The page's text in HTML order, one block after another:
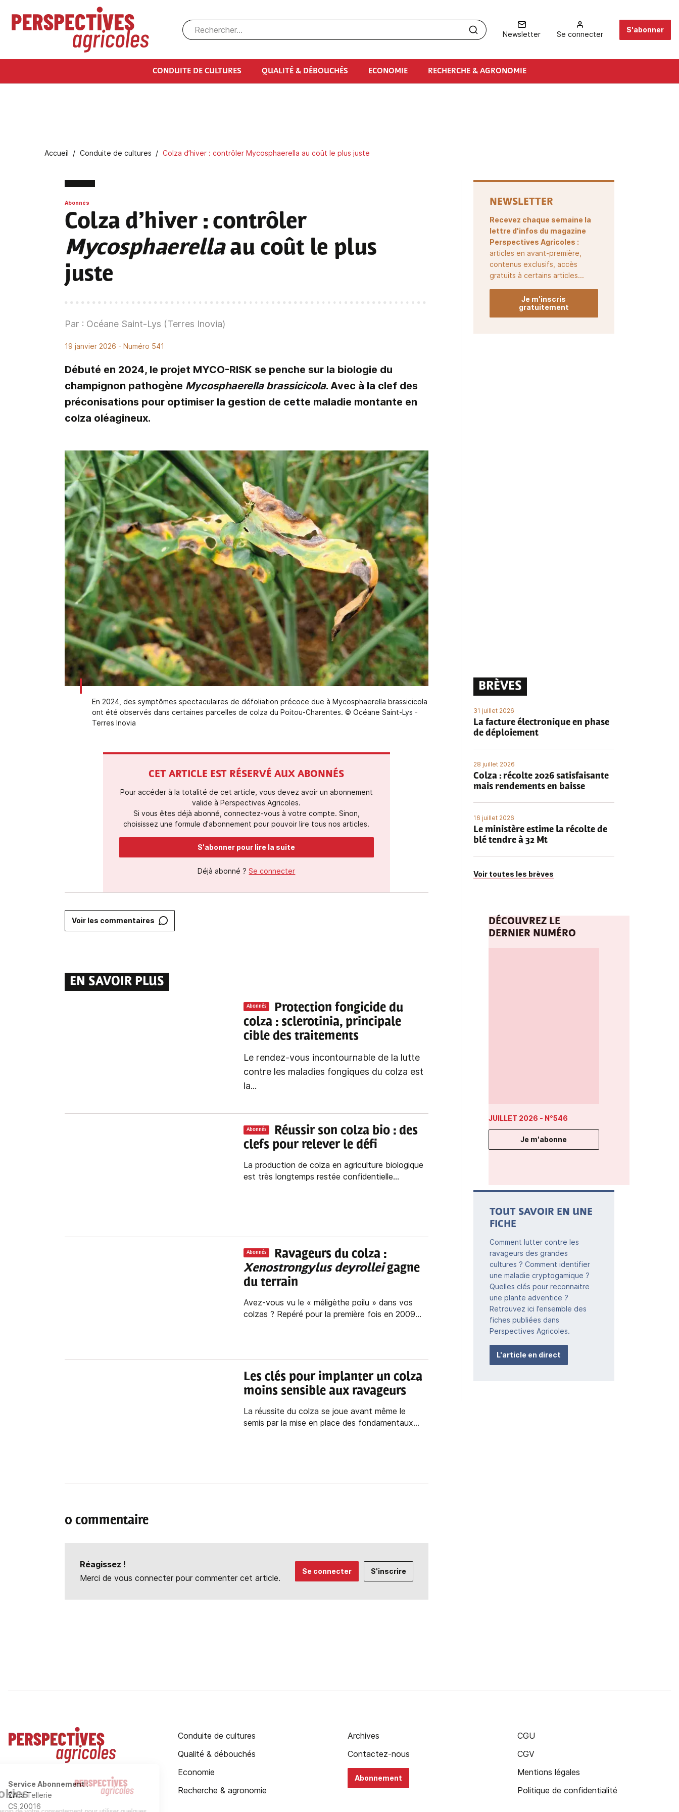
Aller au contenu principal
Newsletter Se connecter
S'abonner
CONDUITE DE CULTURES QUALITÉ & DÉBOUCHÉS ECONOMIE RECHERCHE & AGRONOMIE
Fil d'Ariane
Accueil Conduite de cultures Colza d’hiver : contrôler Mycosphaerella au coût le plus juste
Abonnés
Colza d’hiver : contrôler
Mycosphaerellaau coût le plus
juste
Par : Océane Saint-Lys (Terres Inovia)
19 janvier 2026 - Numéro 541
Débuté en 2024, le projet MYCO-RISK se penche sur la biologie du
champignon pathogène Mycosphaerella brassicicola. Avec à la clef des
préconisations pour optimiser la gestion de cette maladie montante en
colza oléagineux.
En 2024, des symptômes spectaculaires de défoliation précoce due à Mycosphaerella brassicicola
ont été observés dans certaines parcelles de colza du Poitou-Charentes. © Océane Saint-Lys -
Terres Inovia
CET ARTICLE EST RÉSERVÉ AUX ABONNÉS
Pour accéder à la totalité de cet article, vous devez avoir un abonnement
valide à Perspectives Agricoles.
Si vous êtes déjà abonné, connectez-vous à votre compte. Sinon,
choisissez une formule d'abonnement pour pouvoir lire tous nos articles.
S'abonner pour lire la suite
Déjà abonné ? Se connecter
Voir les commentaires
EN SAVOIR PLUS
Abonnés
Protection fongicide du
colza : sclerotinia, principale
cible des traitements
Le rendez-vous incontournable de la lutte
contre les maladies fongiques du colza est
la...
Abonnés Réussir son colza bio : des
clefs pour relever le défi
La production de colza en agriculture biologique
est très longtemps restée confidentielle...
Abonnés Ravageurs du colza :
Xenostrongylus deyrolleigagne
du terrain
Avez-vous vu le « méligèthe poilu » dans vos
colzas ? Repéré pour la première fois en 2009...
Les clés pour implanter un colza
moins sensible aux ravageurs
La réussite du colza se joue avant même le
semis par la mise en place des fondamentaux...
0 commentaire
Réagissez !
Merci de vous connecter pour commenter cet article.
Se connecter S'inscrire
NEWSLETTER
Recevez chaque semaine la
lettre d'infos du magazine
Perspectives Agricoles :
articles en avant-première,
contenus exclusifs, accès
gratuits à certains articles...
Je m'inscris
gratuitement
BRÈVES
31 juillet 2026
La facture électronique en phase
de déploiement
28 juillet 2026
Colza : récolte 2026 satisfaisante
mais rendements en baisse
16 juillet 2026
Le ministère estime la récolte de
blé tendre à 32 Mt
Voir toutes les brèves
DÉCOUVREZ LE
DERNIER NUMÉRO
JUILLET 2026 - N°546
Je m'abonne
TOUT SAVOIR EN UNE
FICHE
Comment lutter contre les
ravageurs des grandes
cultures ? Comment identifier
une maladie cryptogamique ?
Quelles clés pour reconnaitre
une plante adventice ?
Retrouvez ici l’ensemble des
fiches publiées dans
Perspectives Agricoles.
L'article en direct
Service Abonnement:
ZA la Tellerie
CS 20016
Conduite de cultures
Qualité & débouchés
Economie
Recherche & agronomie
Archives
Contactez-nous
Abonnement
CGU
CGV
Mentions légales
Politique de confidentialité